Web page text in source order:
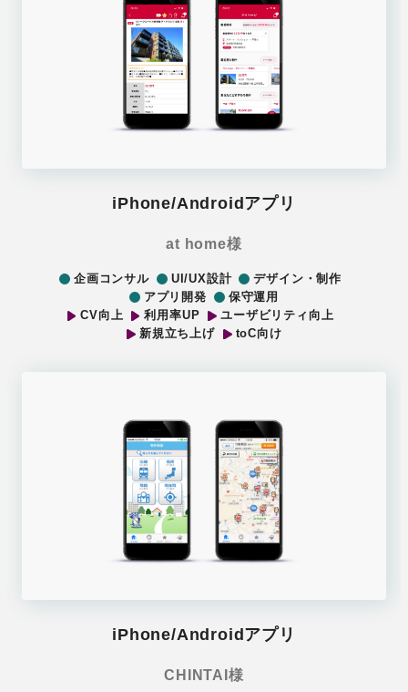
iPhone/Androidアプリ
at home様
企画コンサル UI/UX設計
デザイン・制作
アプリ開発
保守運用
CV向上
利用率UP
ユーザビリティ向上
新規立ち上げ
toC向け
iPhone/Androidアプリ
CHINTAI様